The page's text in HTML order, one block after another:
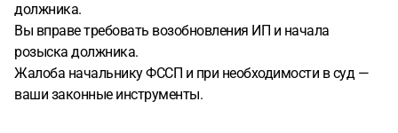
должника.
Вы вправе требовать возобновления ИП и начала
розыска должника.
Жалоба начальнику ФССП и при необходимости в суд —
ваши законные инструменты.